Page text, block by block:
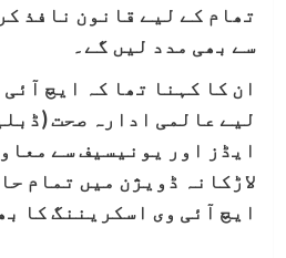
تھام کے لیے قانون نافذ
سے بھی مدد لیں گے۔
ان کا کہنا تھا کہ ایچ
لیے عالمی ادارہ صحت
ایڈز اور یونیسیف سے
لاڑکانہ ڈویژن میں تمام
ایچ آئی وی اسکریننگ کا